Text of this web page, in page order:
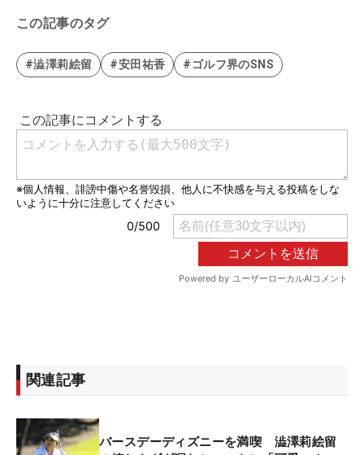
この記事のタグ
#澁澤莉絵留 #安田祐香 #ゴルフ界のSNS
関連記事
バースデーディズニーを満喫 澁澤莉絵留